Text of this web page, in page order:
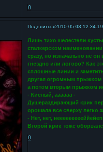
0
Поделиться2010-05-03 12:34:19
Лишь тихо шелестели
сталкерском
сразу, но изначально не
гнездно или логово? Как
сплошные линии и
другая огромным прыжком
а потом вторым прыжком
- Кислый, аааааа -
Душераздирающий крик
орошала все сверху легко
- Нет, нет,
Второй крик тоже
0